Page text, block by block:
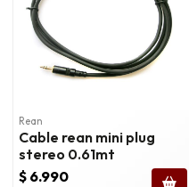
Rean
Cable rean mini plug
stereo 0.61mt
$ 6.990